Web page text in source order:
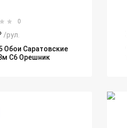
0
/рул.
Обои Саратовские
С6 Орешник